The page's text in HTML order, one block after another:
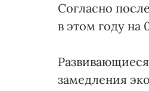
Согласно
в этом году на
замедления